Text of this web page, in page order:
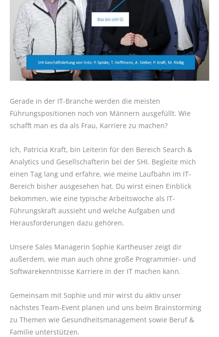
Gerade in der IT-Branche werden die meisten
Führungspositionen noch von Männern ausgefüllt. Wie
schafft man es da als Frau, Karriere zu machen?
Ich, Patricia Kraft, bin Leiterin für den Bereich Search &
Analytics und Gesellschafterin bei der SHI. Begleite mich
einen Tag lang und erfahre, wie meine Laufbahn im IT-
Bereich bisher ausgesehen hat. Du wirst einen Einblick
bekommen, wie eine typische Arbeitswoche als IT-
Führungskraft aussieht und welche Aufgaben und
Herausforderungen dazu gehören.
Unsere Sales Managerin Sophie Kartheuser zeigt dir
außerdem, wie man auch ohne große Programmier- und
Softwarekenntnisse Karriere in der IT machen kann.
Gemeinsam mit Sophie und mir wirst du aktiv unser
nächstes Team-Event planen und uns beim Brainstorming
zu Themen wie Gesundheitsmanagement sowie Beruf &
Familie unterstützen.